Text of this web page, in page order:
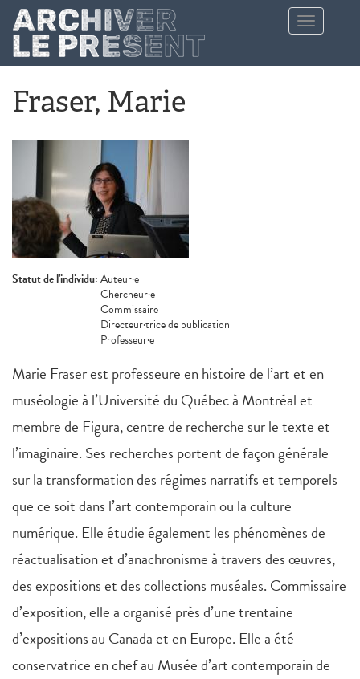
Aller au contenu principal
Toggle
navigation
Fraser, Marie
Statut de l'individu:Auteur·e
Chercheur·e
Commissaire
Directeur·trice de publication
Professeur·e
Marie Fraser est professeure en histoire de l’art et en
muséologie à l’Université du Québec à Montréal et
membre de Figura, centre de recherche sur le texte et
l’imaginaire. Ses recherches portent de façon générale
sur la transformation des régimes narratifs et temporels
que ce soit dans l’art contemporain ou la culture
numérique. Elle étudie également les phénomènes de
réactualisation et d’anachronisme à travers des œuvres,
des expositions et des collections muséales. Commissaire
d’exposition, elle a organisé près d’une trentaine
d’expositions au Canada et en Europe. Elle a été
conservatrice en chef au Musée d’art contemporain de